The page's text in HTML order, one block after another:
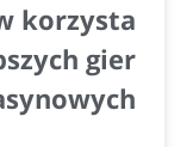
korzysta
gier